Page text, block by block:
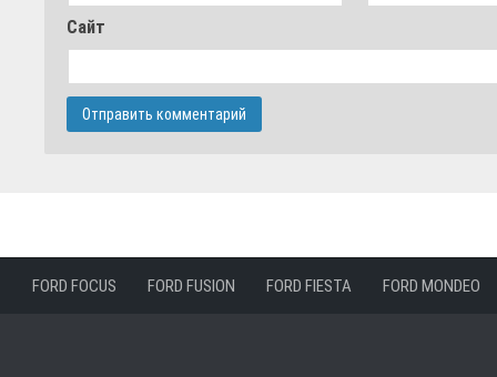
Сайт
FORD FOCUS FORD FUSION FORD FIESTA FORD MONDEO